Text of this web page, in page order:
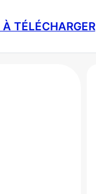
À TÉLÉCHARGER